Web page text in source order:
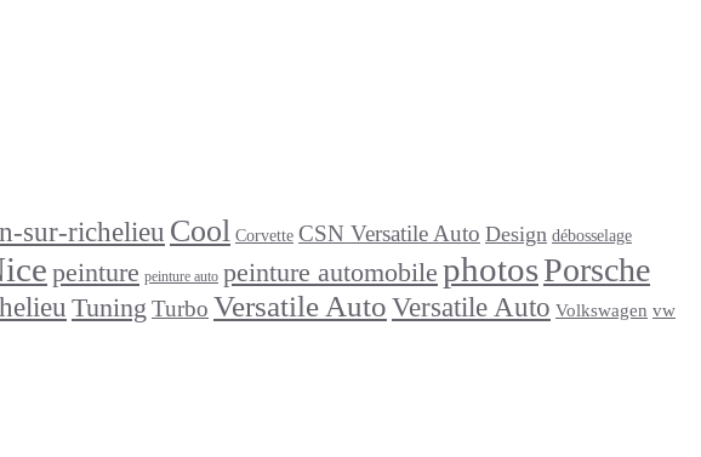
sur-richelieu Cool Corvette CSN Versatile Auto Design débosselage
peinture peinture auto peinture automobile photosPorsche
Tuning Turbo Versatile AutoVersatile Auto Volkswagen vw